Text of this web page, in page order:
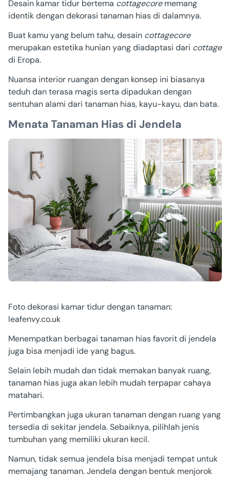
Desain kamar tidur bertema cottagecorememang
identik dengan dekorasi tanaman hias di dalamnya.
Buat kamu yang belum tahu, desain cottagecore
merupakan estetika hunian yang diadaptasi dari cottage
di Eropa.
Nuansa interior ruangan dengan konsep ini biasanya
teduh dan terasa magis serta dipadukan dengan
sentuhan alami dari tanaman hias, kayu-kayu, dan bata.
Menata Tanaman Hias di Jendela
Foto dekorasi kamar tidur dengan tanaman:
leafenvy.co.uk
Menempatkan berbagai tanaman hias favorit di jendela
juga bisa menjadi ide yang bagus.
Selain lebih mudah dan tidak memakan banyak ruang,
tanaman hias juga akan lebih mudah terpapar cahaya
matahari.
Pertimbangkan juga ukuran tanaman dengan ruang yang
tersedia di sekitar jendela. Sebaiknya, pilihlah jenis
tumbuhan yang memiliki ukuran kecil.
Namun, tidak semua jendela bisa menjadi tempat untuk
memajang tanaman. Jendela dengan bentuk menjorok